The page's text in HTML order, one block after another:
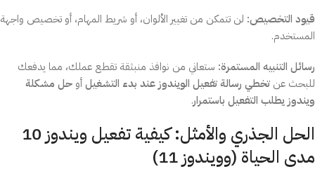
قيود التخصيص: لن تتمكن من تغيير الألوان، أو شريط المهام، أو تخصيص واجهة
المستخدم.
رسائل التنبيه المستمرة: ستعاني من نوافذ منبثقة تقطع عملك، مما يدفعك
للبحث عن تخطي رسالة تفعيل الويندوز عند بدء التشغيلأو حل مشكلة
ويندوز يطلب التفعيل باستمرار.
الحل الجذري والأمثل: كيفية تفعيل ويندوز 10
مدى الحياة (وويندوز 11)